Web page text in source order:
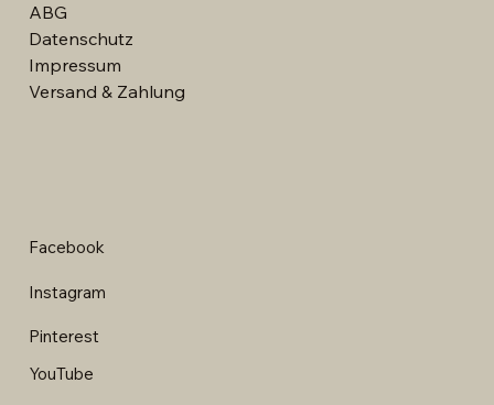
ABG
Datenschutz
Impressum
Versand & Zahlung
Facebook
Instagram
Pinterest
YouTube